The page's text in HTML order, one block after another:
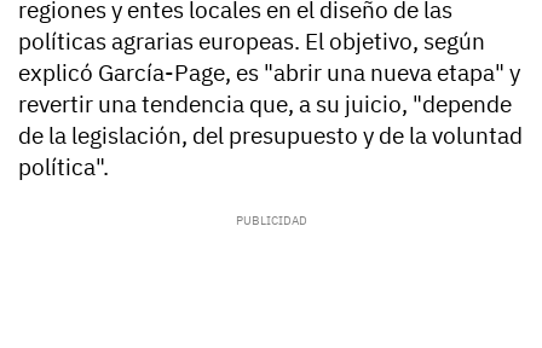
regiones y entes locales en el diseño de las
políticas agrarias europeas. El objetivo, según
explicó García-Page, es "abrir una nueva etapa" y
revertir una tendencia que, a su juicio, "depende
de la legislación, del presupuesto y de la voluntad
política".